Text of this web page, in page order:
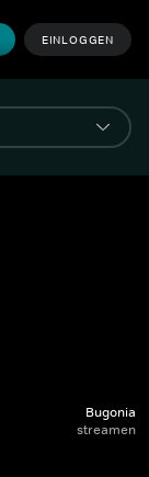
EINLOGGEN
Bugonia
streamen